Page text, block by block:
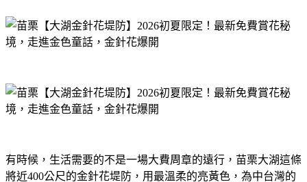
有時候，生活需要的不是一場大費周章的遠行，苗栗大湖這條
將近400公尺的金針花堤防，用最溫柔的亮黃色，為中台灣的